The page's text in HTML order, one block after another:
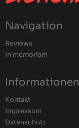
Navigation
Reviews
In memoriam
Informationen
Kontakt
Impressum
Datenschutz